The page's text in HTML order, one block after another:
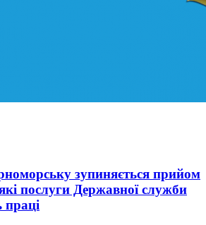
зупиняється прийом
послуги Державної служби
праці